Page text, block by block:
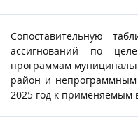
Сопоставительную
ассигнований по
программам
район и непрограммным
2025 год к применяемым